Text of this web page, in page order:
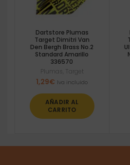
Dartstore Plumas
Target Dimitri Van
Den Bergh Brass No.2
Standard Amarillo
336570
Plumas Target
1,29€ Iva incluido
AÑADIR AL
CARRITO